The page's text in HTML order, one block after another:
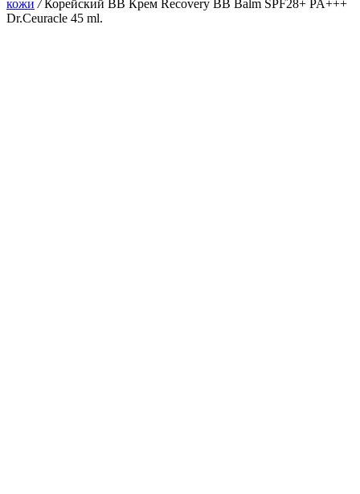
кожи / Корейский BB Крем Recovery BB Balm SPF28+ PA+++
Dr.Ceuracle 45 ml.